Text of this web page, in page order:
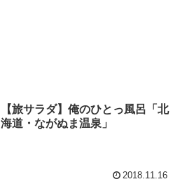
【旅サラダ】俺のひとっ風呂「北
海道・ながぬま温泉」
2018.11.16